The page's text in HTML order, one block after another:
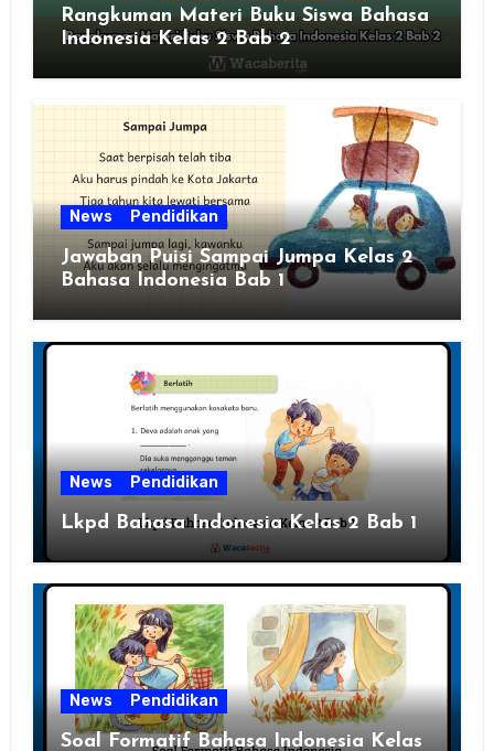
Rangkuman Materi Buku Siswa Bahasa
Indonesia Kelas 2 Bab 2
News Pendidikan
Jawaban Puisi Sampai Jumpa Kelas 2
Bahasa Indonesia Bab 1
News Pendidikan
Lkpd Bahasa Indonesia Kelas 2 Bab 1
News Pendidikan
Soal Formatif Bahasa Indonesia Kelas